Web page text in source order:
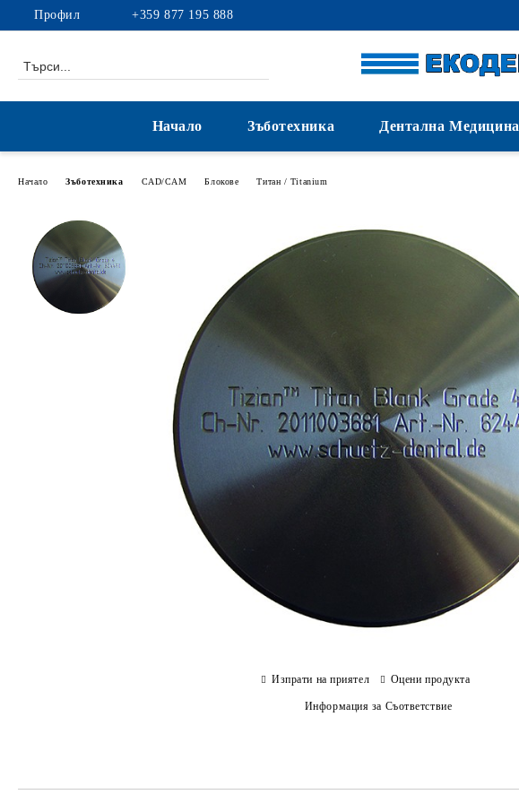
Профил +359 877 195 888
Начало Зъботехника Дентална Медицина
Начало Зъботехника CAD/CAM Блокове Титан / Titanium
Изпрати на приятел Оцени продукта
Информация за Съответствие